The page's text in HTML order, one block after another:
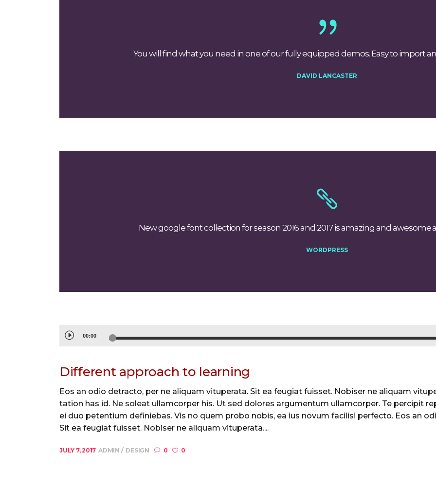
You will find what you need in one of our fully equipped demos. Easy to import
DAVID LANCASTER
New google font collection for season 2016 and 2017 is amazing and awesome
WORDPRESS
Audio
Player
00:00
Different approach to learning
Eos an odio detracto, per ne aliquam vituperata. Sit ea feugiat fuisset. Nobiser ne aliquam
tation has id. Ne soleat ullamcorper his. Ut sed dolores argumentum ullamcorper. Te percipit
ei duo petentium definiebas. Vis no quem probo nobis, ea ius novum facilisi perfecto. Eos an
Sit ea feugiat fuisset. Nobiser ne aliquam vituperata....
JULY 7, 2017 ADMIN DESIGN 0 0